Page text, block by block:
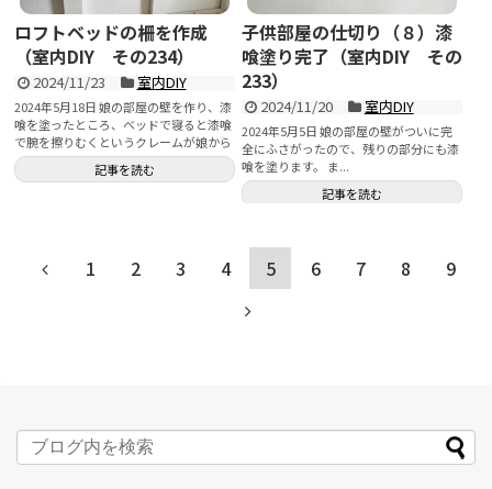
ロフトベッドの柵を作成
（室内DIY その234）
2024/11/23 室内DIY
2024年5月18日 娘の部屋の壁を作り、漆
喰を塗ったところ、ベッドで寝ると漆喰
で腕を擦りむくというクレームが娘から
入りました...
記事を読む
子供部屋の仕切り（８）漆
喰塗り完了（室内DIY その
233）
2024/11/20 室内DIY
2024年5月5日 娘の部屋の壁がついに完
全にふさがったので、残りの部分にも漆
喰を塗ります。 ま...
記事を読む
1 2 3 4 5 6 7 8 9